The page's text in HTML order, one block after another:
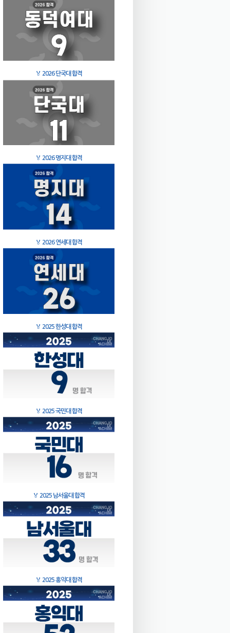
🏅 2026 단국대 합격
🏅 2026 명지대 합격
🏅 2026 연세대 합격
🏅 2025 한성대 합격
🏅 2025 국민대 합격
🏅 2025 남서울대 합격
🏅 2025 홍익대 합격